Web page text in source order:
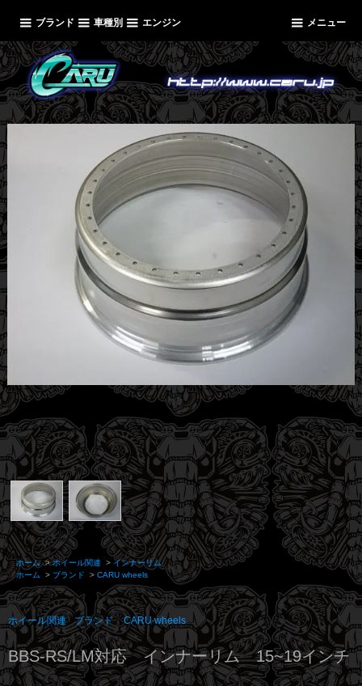
ブランド 車種別 エンジン メニュー
ホーム >ホイール関連 > インナーリム
ホーム
> ブランド > CARU wheels
ホイール関連 ブランド CARU wheels
BBS-RS/LM対応 インナーリム 15~19インチ